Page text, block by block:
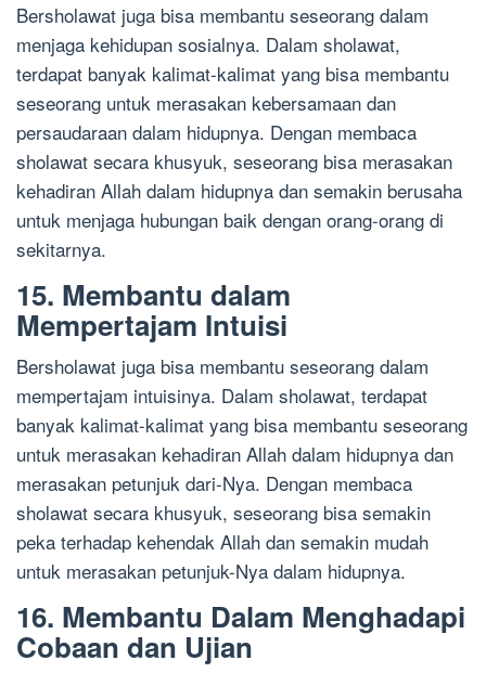
Bersholawat juga bisa membantu seseorang dalam
menjaga kehidupan sosialnya. Dalam sholawat,
terdapat banyak kalimat-kalimat yang bisa membantu
seseorang untuk merasakan kebersamaan dan
persaudaraan dalam hidupnya. Dengan membaca
sholawat secara khusyuk, seseorang bisa merasakan
kehadiran Allah dalam hidupnya dan semakin berusaha
untuk menjaga hubungan baik dengan orang-orang di
sekitarnya.
15. Membantu dalam
Mempertajam Intuisi
Bersholawat juga bisa membantu seseorang dalam
mempertajam intuisinya. Dalam sholawat, terdapat
banyak kalimat-kalimat yang bisa membantu seseorang
untuk merasakan kehadiran Allah dalam hidupnya dan
merasakan petunjuk dari-Nya. Dengan membaca
sholawat secara khusyuk, seseorang bisa semakin
peka terhadap kehendak Allah dan semakin mudah
untuk merasakan petunjuk-Nya dalam hidupnya.
16. Membantu Dalam Menghadapi
Cobaan dan Ujian